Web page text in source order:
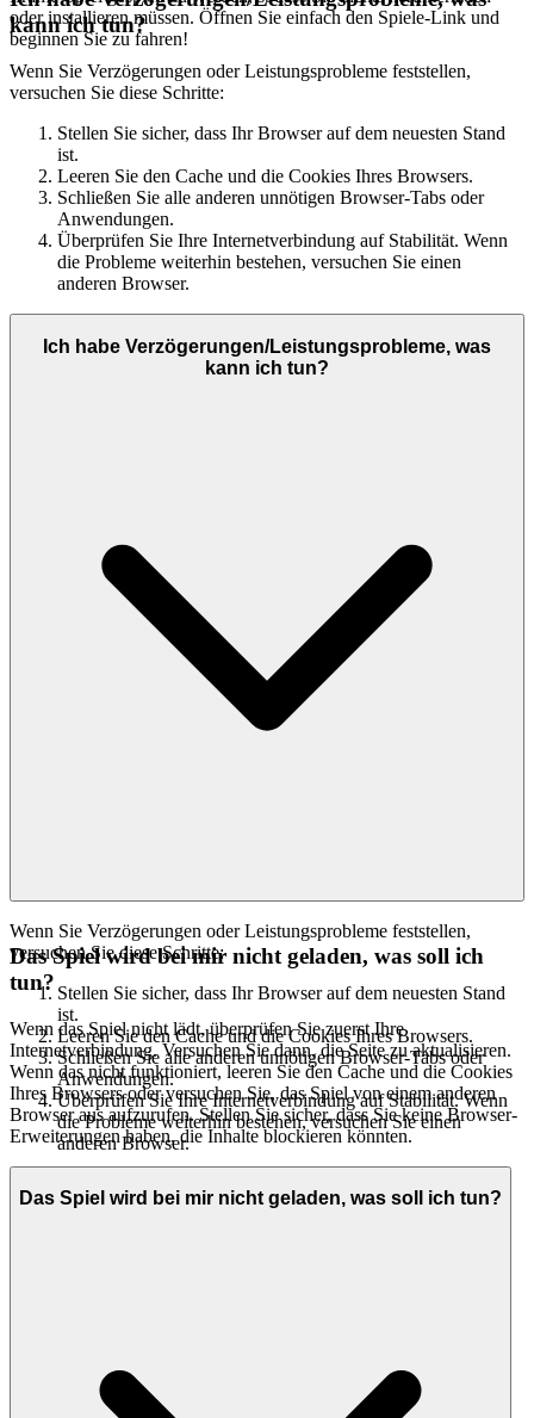
oder installieren müssen. Öffnen Sie einfach den Spiele-Link und
beginnen Sie zu fahren!
kann ich tun?
Wenn Sie Verzögerungen oder Leistungsprobleme feststellen,
versuchen Sie diese Schritte:
Stellen Sie sicher, dass Ihr Browser auf dem neuesten Stand
ist.
Leeren Sie den Cache und die Cookies Ihres Browsers.
Schließen Sie alle anderen unnötigen Browser-Tabs oder
Anwendungen.
Überprüfen Sie Ihre Internetverbindung auf Stabilität. Wenn
die Probleme weiterhin bestehen, versuchen Sie einen
anderen Browser.
Ich habe Verzögerungen/Leistungsprobleme, was
kann ich tun?
Wenn Sie Verzögerungen oder Leistungsprobleme feststellen,
versuchen Sie diese Schritte:
Stellen Sie sicher, dass Ihr Browser auf dem neuesten Stand
ist.
Leeren Sie den Cache und die Cookies Ihres Browsers.
Schließen Sie alle anderen unnötigen Browser-Tabs oder
Anwendungen.
Überprüfen Sie Ihre Internetverbindung auf Stabilität. Wenn
die Probleme weiterhin bestehen, versuchen Sie einen
anderen Browser.
Das Spiel wird bei mir nicht geladen, was soll ich
tun?
Wenn das Spiel nicht lädt, überprüfen Sie zuerst Ihre
Internetverbindung. Versuchen Sie dann, die Seite zu aktualisieren.
Wenn das nicht funktioniert, leeren Sie den Cache und die Cookies
Ihres Browsers oder versuchen Sie, das Spiel von einem anderen
Browser aus aufzurufen. Stellen Sie sicher, dass Sie keine Browser-
Erweiterungen haben, die Inhalte blockieren könnten.
Das Spiel wird bei mir nicht geladen, was soll ich tun?